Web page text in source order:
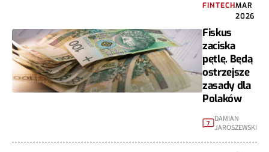
FINTECHMAR
2026
Fiskus
zaciska
pętlę. Będą
ostrzejsze
zasady dla
Polaków
7
DAMIAN
JAROSZEWSKI